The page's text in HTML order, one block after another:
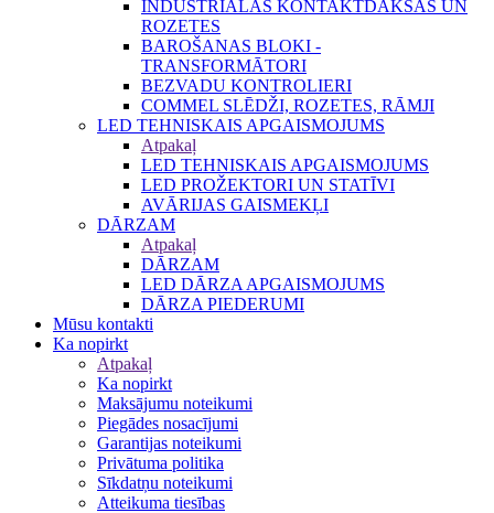
INDUSTRIĀLĀS KONTAKTDAKŠAS UN
ROZETES
BAROŠANAS BLOKI -
TRANSFORMĀTORI
BEZVADU KONTROLIERI
COMMEL SLĒDŽI, ROZETES, RĀMJI
LED TEHNISKAIS APGAISMOJUMS
Atpakaļ
LED TEHNISKAIS APGAISMOJUMS
LED PROŽEKTORI UN STATĪVI
AVĀRIJAS GAISMEKĻI
DĀRZAM
Atpakaļ
DĀRZAM
LED DĀRZA APGAISMOJUMS
DĀRZA PIEDERUMI
Mūsu kontakti
Ka nopirkt
Atpakaļ
Ka nopirkt
Maksājumu noteikumi
Piegādes nosacījumi
Garantijas noteikumi
Privātuma politika
Sīkdatņu noteikumi
Atteikuma tiesības